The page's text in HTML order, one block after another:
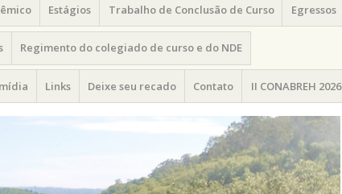
Estágios Trabalho de Conclusão de Curso Egressos
Regimento do colegiado de curso e do NDE
Links Deixe seu recado Contato II CONABREH 2026